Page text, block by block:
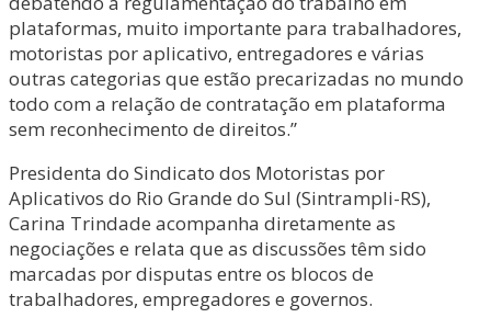
plataformas, muito importante para trabalhadores,
motoristas por aplicativo, entregadores e várias
outras categorias que estão precarizadas no mundo
todo com a relação de contratação em plataforma
sem reconhecimento de direitos.”
Presidenta do Sindicato dos Motoristas por
Aplicativos do Rio Grande do Sul (Sintrampli-RS),
Carina Trindade acompanha diretamente as
negociações e relata que as discussões têm sido
marcadas por disputas entre os blocos de
trabalhadores, empregadores e governos.